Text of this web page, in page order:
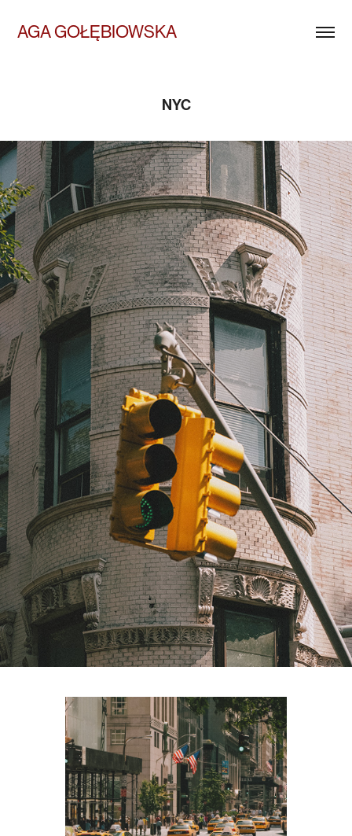
AGA GOŁĘBIOWSKA
NYC